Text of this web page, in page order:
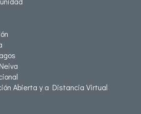
Abierta y a Distancia Virtual